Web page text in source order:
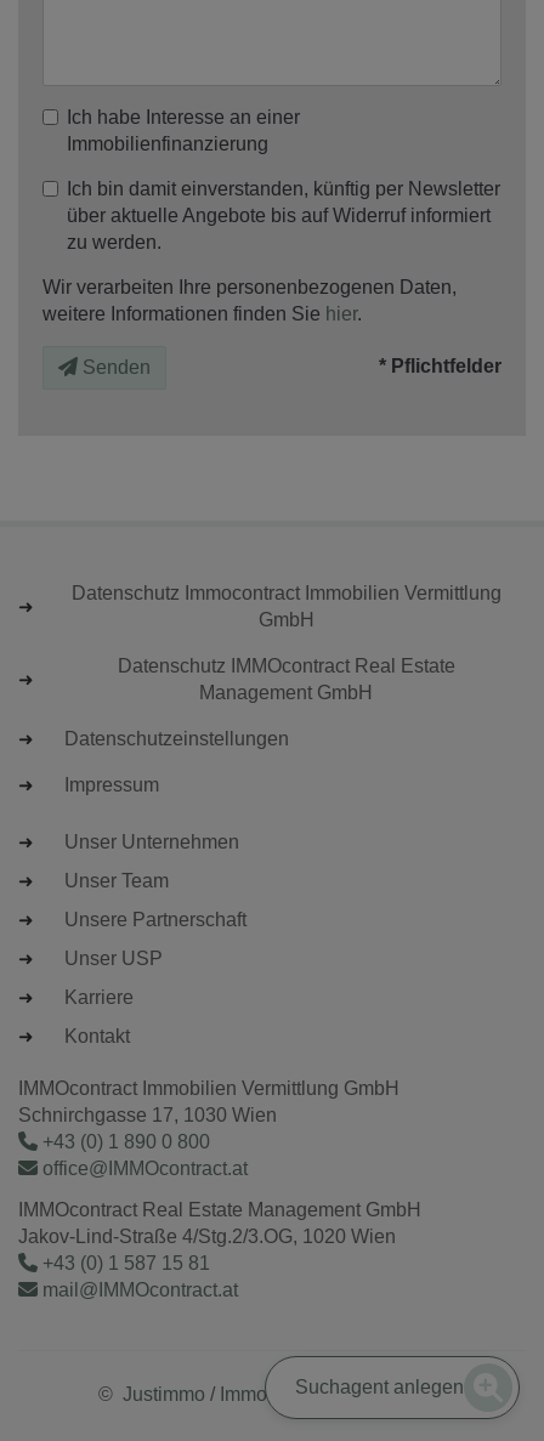
Ich habe Interesse an einer
Immobilienfinanzierung
Ich bin damit einverstanden, künftig per Newsletter
über aktuelle Angebote bis auf Widerruf informiert
zu werden.
Wir verarbeiten Ihre personenbezogenen Daten,
weitere Informationen finden Sie hier.
Senden * Pflichtfelder
Datenschutz Immocontract Immobilien Vermittlung
GmbH
Datenschutz IMMOcontract Real Estate
Management GmbH
Datenschutzeinstellungen
Impressum
Unser Unternehmen
Unser Team
Unsere Partnerschaft
Unser USP
Karriere
Kontakt
IMMOcontract Immobilien Vermittlung GmbH
Schnirchgasse 17, 1030 Wien
+43 (0) 1 890 0 800
office@IMMOcontract.at
IMMOcontract Real Estate Management GmbH
Jakov-Lind-Straße 4/Stg.2/3.OG, 1020 Wien
+43 (0) 1 587 15 81
mail@IMMOcontract.at
© Justimmo / Immobilienmaklersoftware
Suchagent anlegen